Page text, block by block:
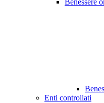
Benessere
Enti controllati